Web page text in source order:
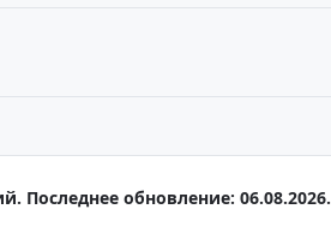
Последнее обновление: 06.08.2026.